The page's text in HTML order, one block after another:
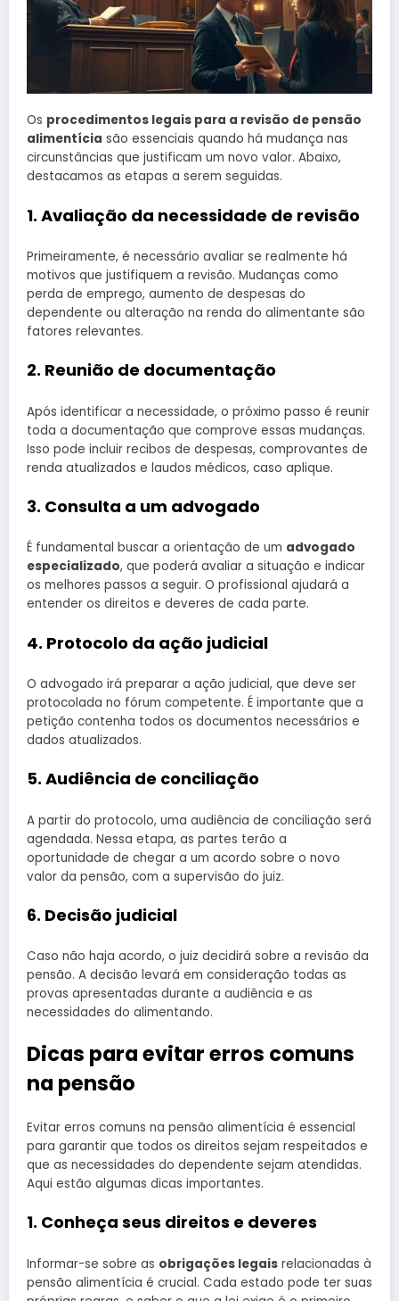
Os procedimentos legais para a revisão de pensão
alimentícia são essenciais quando há mudança nas
circunstâncias que justificam um novo valor. Abaixo,
destacamos as etapas a serem seguidas.
1. Avaliação da necessidade de revisão
Primeiramente, é necessário avaliar se realmente há
motivos que justifiquem a revisão. Mudanças como
perda de emprego, aumento de despesas do
dependente ou alteração na renda do alimentante são
fatores relevantes.
2. Reunião de documentação
Após identificar a necessidade, o próximo passo é reunir
toda a documentação que comprove essas mudanças.
Isso pode incluir recibos de despesas, comprovantes de
renda atualizados e laudos médicos, caso aplique.
3. Consulta a um advogado
É fundamental buscar a orientação de um advogado
especializado, que poderá avaliar a situação e indicar
os melhores passos a seguir. O profissional ajudará a
entender os direitos e deveres de cada parte.
4. Protocolo da ação judicial
O advogado irá preparar a ação judicial, que deve ser
protocolada no fórum competente. É importante que a
petição contenha todos os documentos necessários e
dados atualizados.
5. Audiência de conciliação
A partir do protocolo, uma audiência de conciliação será
agendada. Nessa etapa, as partes terão a
oportunidade de chegar a um acordo sobre o novo
valor da pensão, com a supervisão do juiz.
6. Decisão judicial
Caso não haja acordo, o juiz decidirá sobre a revisão da
pensão. A decisão levará em consideração todas as
provas apresentadas durante a audiência e as
necessidades do alimentando.
Dicas para evitar erros comuns
na pensão
Evitar erros comuns na pensão alimentícia é essencial
para garantir que todos os direitos sejam respeitados e
que as necessidades do dependente sejam atendidas.
Aqui estão algumas dicas importantes.
1. Conheça seus direitos e deveres
Informar-se sobre as obrigações legais relacionadas à
pensão alimentícia é crucial. Cada estado pode ter suas